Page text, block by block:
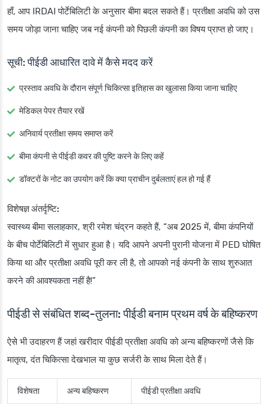
हाँ, आप IRDAI पोर्टेबिलिटी के अनुसार बीमा बदल सकते हैं। प्रतीक्षा अवधि को उस
समय जोड़ा जाना चाहिए जब नई कंपनी को पिछली कंपनी का विषय प्राप्त हो जाए।
सूची: पीईडी आधारित दावे में कैसे मदद करें
प्रस्ताव अवधि के दौरान संपूर्ण चिकित्सा इतिहास का खुलासा किया जाना चाहिए
मेडिकल पेपर तैयार रखें
अनिवार्य प्रतीक्षा समय समाप्त करें
बीमा कंपनी से पीईडी कवर की पुष्टि करने के लिए कहें
डॉक्टरों के नोट का उपयोग करें कि क्या प्राचीन दुर्बलताएं हल हो गई हैं
विशेषज्ञ अंतर्दृष्टि:
स्वास्थ्य बीमा सलाहकार, श्री रमेश चंद्रन कहते हैं, “अब 2025 में, बीमा कंपनियों
के बीच पोर्टेबिलिटी में सुधार हुआ है। यदि आपने अपनी पुरानी योजना में PED घोषित
किया था और प्रतीक्षा अवधि पूरी कर ली है, तो आपको नई कंपनी के साथ शुरुआत
करने की आवश्यकता नहीं है!”
पीईडी से संबंधित शब्द-तुलना: पीईडी बनाम प्रथम वर्ष के बहिष्करण
ऐसे भी उदाहरण हैं जहां खरीदार पीईडी प्रतीक्षा अवधि को अन्य बहिष्करणों जैसे कि
मातृत्व, दंत चिकित्सा देखभाल या कुछ सर्जरी के साथ मिला देते हैं।
विशेषता अन्य बहिष्करण पीईडी प्रतीक्षा अवधि